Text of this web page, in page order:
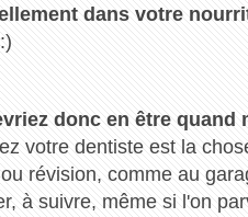
dans votre
donc en être quand
votre dentiste est la
révision, comme au
à suivre, même si l'on